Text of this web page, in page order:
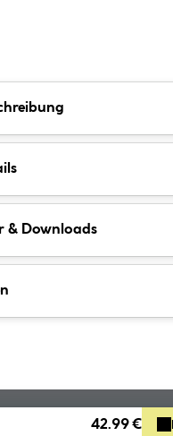
& Downloads
42.99 €